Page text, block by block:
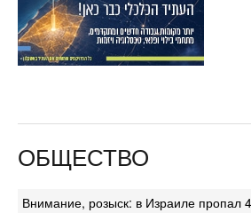
ОБЩЕСТВО
Внимание, розыск: в Израиле пропал